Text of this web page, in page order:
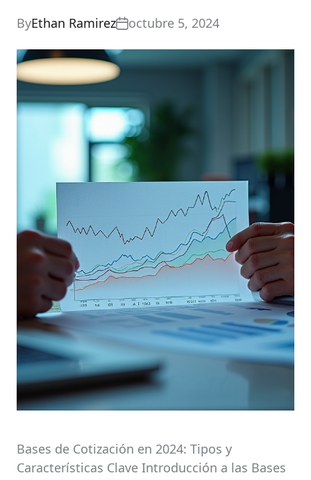
ByEthan Ramirez octubre 5, 2024
Bases de Cotización en 2024: Tipos y
Características Clave Introducción a las Bases